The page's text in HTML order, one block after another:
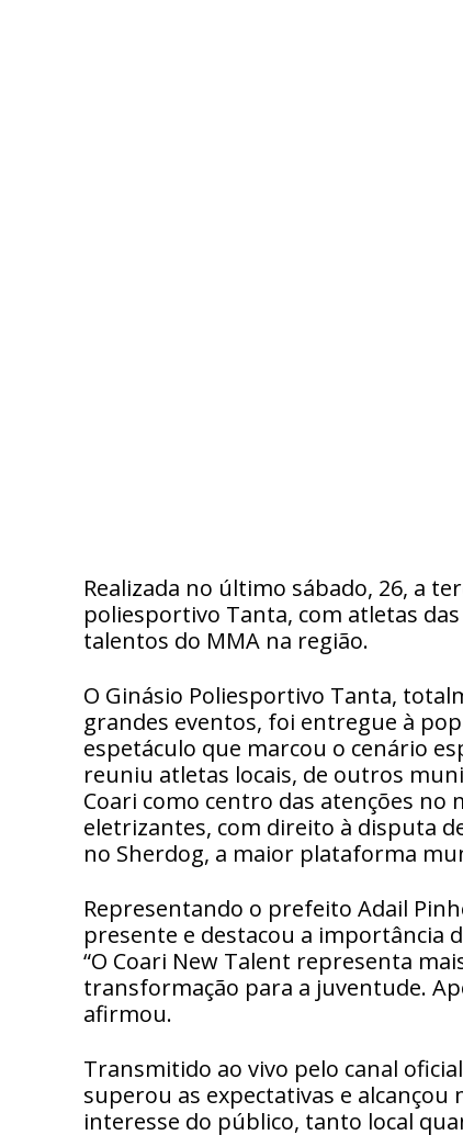
Realizada no último sábado, 26, a
poliesportivo Tanta, com atletas
talentos do MMA na região.
O Ginásio Poliesportivo Tanta,
grandes eventos, foi entregue à
espetáculo que marcou o cenário
reuniu atletas locais, de outros
Coari como centro das atenções no
eletrizantes, com direito à disputa
no Sherdog, a maior plataforma
Representando o prefeito Adail
presente e destacou a importância
“O Coari New Talent representa
transformação para a juventude.
afirmou.
Transmitido ao vivo pelo canal
superou as expectativas e
interesse do público, tanto local